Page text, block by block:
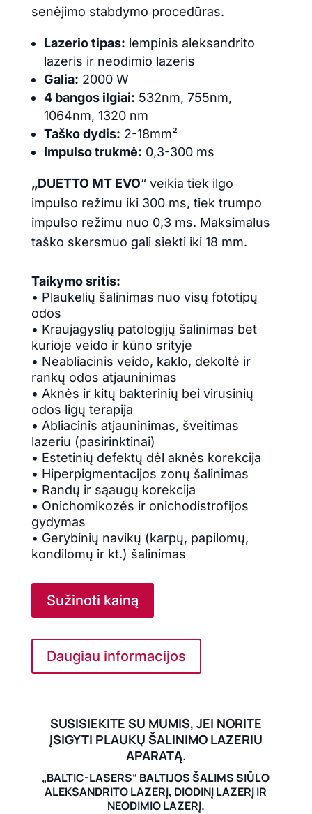
senėjimo stabdymo procedūras.
Lazerio tipas: lempinis aleksandrito
lazeris ir neodimio lazeris
Galia: 2000 W
4 bangos ilgiai: 532nm, 755nm,
1064nm, 1320 nm
Taško dydis: 2-18mm²
Impulso trukmė: 0,3-300 ms
„DUETTO MT EVO“ veikia tiek ilgo
impulso režimu iki 300 ms, tiek trumpo
impulso režimu nuo 0,3 ms. Maksimalus
taško skersmuo gali siekti iki 18 mm.
Taikymo sritis:
• Plaukelių šalinimas nuo visų fototipų
odos
• Kraujagyslių patologijų šalinimas bet
kurioje veido ir kūno srityje
• Neabliacinis veido, kaklo, dekoltė ir
rankų odos atjauninimas
• Aknės ir kitų bakterinių bei virusinių
odos ligų terapija
• Abliacinis atjauninimas, šveitimas
lazeriu (pasirinktinai)
• Estetinių defektų dėl aknės korekcija
• Hiperpigmentacijos zonų šalinimas
• Randų ir sąaugų korekcija
• Onichomikozės ir onichodistrofijos
gydymas
• Gerybinių navikų (karpų, papilomų,
kondilomų ir kt.) šalinimas
Sužinoti kainą
Daugiau informacijos
SUSISIEKITE SU MUMIS, JEI NORITE
ĮSIGYTI PLAUKŲ ŠALINIMO LAZERIU
APARATĄ.
„BALTIC-LASERS“ BALTIJOS ŠALIMS SIŪLO
ALEKSANDRITO LAZERĮ, DIODINĮ LAZERĮ IR
NEODIMIO LAZERĮ.